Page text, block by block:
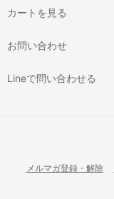
カートを見る
お問い合わせ
Lineで問い合わせる
メルマガ登録・解除